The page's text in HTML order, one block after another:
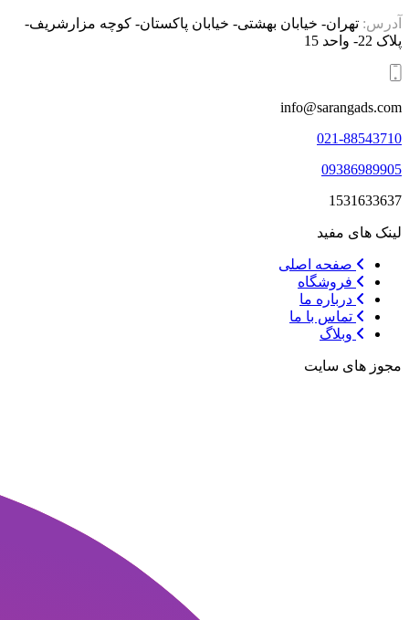
آدرس: تهران- خیابان بهشتی- خیابان پاکستان- کوچه مزارشریف-
پلاک 22- واحد 15
info@sarangads.com
021-88543710
09386989905
1531633637
لینک های مفید
صفحه اصلی
فروشگاه
درباره ما
تماس با ما
وبلاگ
مجوز های سایت